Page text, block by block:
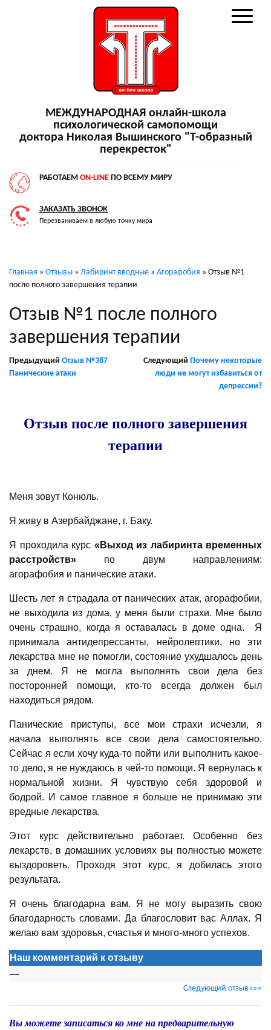
МЕЖДУНАРОДНАЯ онлайн-школа
психологической самопомощи
доктора Николая Вышинского "Т-образный
перекресток"
РАБОТАЕМ ON-LINE ПО ВСЕМУ МИРУ
ЗАКАЗАТЬ ЗВОНОК
Перезваниваем в любую точку мира
Главная » Отзывы » Лабиринт вводные » Агорафобия » Отзыв №1
после полного завершения терапии
Отзыв №1 после полного
завершения терапии
Предыдущий Отзыв №387
Панические атаки
Следующий Почему некоторые
люди не могут избавиться от
депрессии?
Отзыв после полного завершения
терапии
Меня зовут Конюль.
Я живу в Азербайджане, г. Баку.
Я проходила курс «Выход из лабиринта временных
расстройств» по двум направлениям:
агорафобия и панические атаки.
Шесть лет я страдала от панических атак, агорафобии,
не выходила из дома, у меня были страхи. Мне было
очень страшно, когда я оставалась в доме одна. Я
принимала антидепрессанты, нейролептики, но эти
лекарства мне не помогли, состояние ухудшалось день
за днем. Я не могла выполнять свои дела без
посторонней помощи, кто-то всегда должен был
находиться рядом.
Панические приступы, все мои страхи исчезли, я
начала выполнять все свои дела самостоятельно.
Сейчас я если хочу куда-то пойти или выполнить какое-
то дело, я не нуждаюсь в чей-то помощи. Я вернулась к
нормальной жизни. Я чувствую себя здоровой и
бодрой. И самое главное я больше не принимаю эти
вредные лекарства.
Этот курс действительно работает. Особенно без
лекарств, в домашних условиях вы полностью можете
выздороветь. Проходя этот курс, я добилась этого
результата.
Я очень благодарна вам. Я не могу выразить свою
благодарность словами. Да благословит вас Аллах. Я
желаю вам здоровья, счастья и много-много успехов.
Наш комментарий к отзыву
—
Следующий отзыв»»»
Вы можете записаться ко мне на предварительную